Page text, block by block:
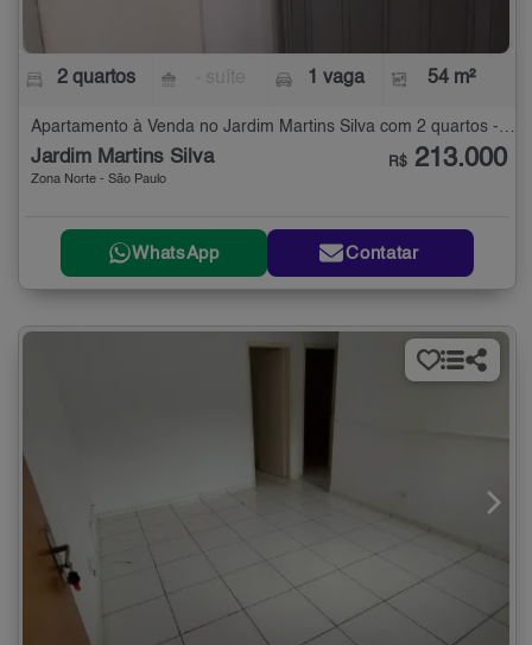
2 quartos 1 vaga 54 m²
Apartamento à Venda no Jardim Martins Silva com 2 quartos - 54 m²
Jardim Martins Silva
Zona Norte - São Paulo
R$ 213.000
WhatsApp Contatar